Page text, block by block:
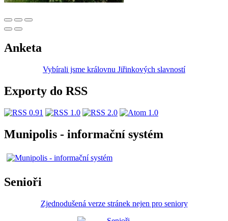
Anketa
Vybírali jsme královnu Jiřinkových slavností
Exporty do RSS
Munipolis - informační systém
Senioři
Zjednodušená verze stránek nejen pro seniory